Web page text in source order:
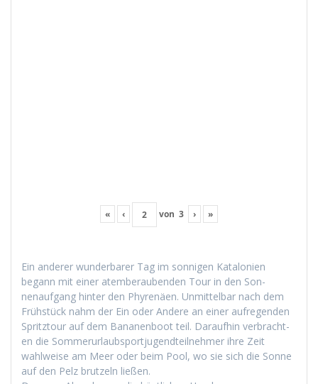
« ‹ von 3 › »
Ein ander­er wun­der­bar­er Tag im son­ni­gen Kat­alonien
begann mit ein­er atem­ber­auben­den Tour in den Son­
nenauf­gang hin­ter den Phyrenäen. Unmit­tel­bar nach dem
Früh­stück nahm der Ein oder Andere an ein­er aufre­gen­den
Spritz­tour auf dem Bana­nen­boot teil. Daraufhin ver­bracht­
en die Som­merurlaub­sportju­gendteil­nehmer ihre Zeit
wahlweise am Meer oder beim Pool, wo sie sich die Sonne
auf den Pelz brutzeln ließen.